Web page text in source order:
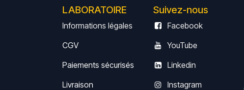
LABORATOIRE
Informations légales
CGV
Paiements sécurisés
Livraison
Suivez-nous
Facebook
YouTube
Linkedin
Instagram